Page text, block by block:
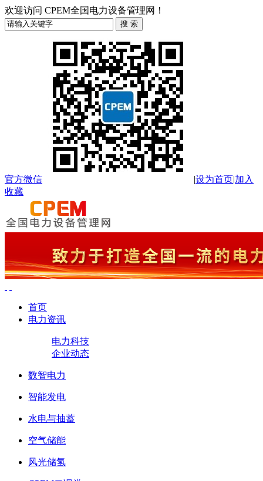
欢迎访问 CPEM全国电力设备管理网！
官方微信 |设为首页|加入
收藏
首页
电力资讯
电力科技
企业动态
数智电力
智能发电
水电与抽蓄
空气储能
风光储氢